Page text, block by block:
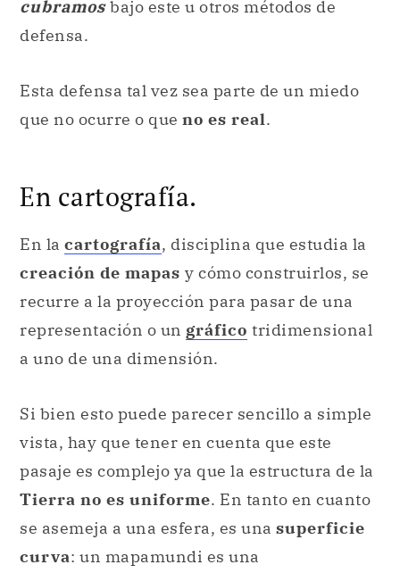
que no ocurre o que no es real.
En cartografía.
recurre a la proyección para pasar de una
a uno de una dimensión.
Si bien esto puede parecer sencillo a simple
vista, hay que tener en cuenta que este
pasaje es complejo ya que la estructura de la
se asemeja a una esfera, es unasuperficie
curva: un mapamundi es una
representaciónplana , sin curvas.
¿Cómo se logra hacer la proyección de la
forma más adecuada posible? En principio,